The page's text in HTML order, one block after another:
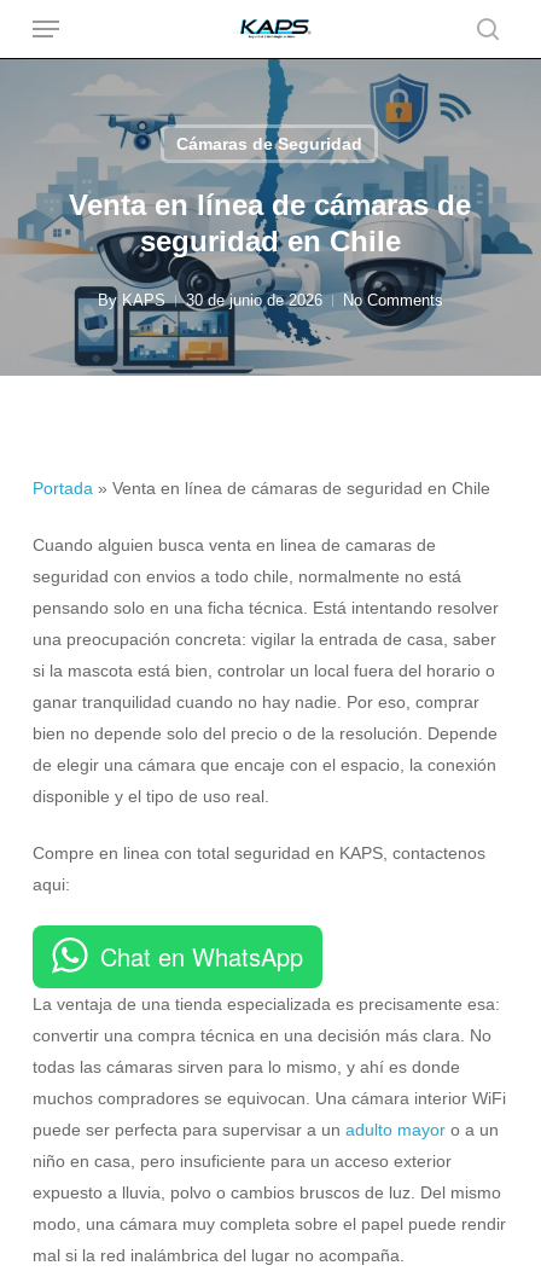
Menu
Cámaras de Seguridad
Venta en línea de cámaras de
seguridad en Chile
By KAPS 30 de junio de 2026 No Comments
Portada » Venta en línea de cámaras de seguridad en Chile
Cuando alguien busca venta en linea de camaras de
seguridad con envios a todo chile, normalmente no está
pensando solo en una ficha técnica. Está intentando resolver
una preocupación concreta: vigilar la entrada de casa, saber
si la mascota está bien, controlar un local fuera del horario o
ganar tranquilidad cuando no hay nadie. Por eso, comprar
bien no depende solo del precio o de la resolución. Depende
de elegir una cámara que encaje con el espacio, la conexión
disponible y el tipo de uso real.
Compre en linea con total seguridad en KAPS, contactenos
aqui:
Chat en WhatsApp
La ventaja de una tienda especializada es precisamente esa:
convertir una compra técnica en una decisión más clara. No
todas las cámaras sirven para lo mismo, y ahí es donde
muchos compradores se equivocan. Una cámara interior WiFi
puede ser perfecta para supervisar a un adulto mayoro a un
niño en casa, pero insuficiente para un acceso exterior
expuesto a lluvia, polvo o cambios bruscos de luz. Del mismo
modo, una cámara muy completa sobre el papel puede rendir
mal si la red inalámbrica del lugar no acompaña.